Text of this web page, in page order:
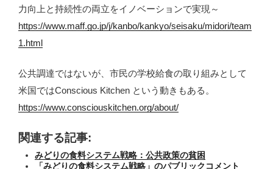
力向上と持続性の両立をイノベーションで実現～
https://www.maff.go.jp/j/kanbo/kankyo/seisaku/midori/team
1.html
公共調達ではないが、市民の学校給食の取り組みとして
米国ではConscious Kitchen という動きもある。
https://www.consciouskitchen.org/about/
関連する記事:
みどりの食料システム戦略：公共政策の貧困
「みどりの食料システム戦略」のパブリックコメント